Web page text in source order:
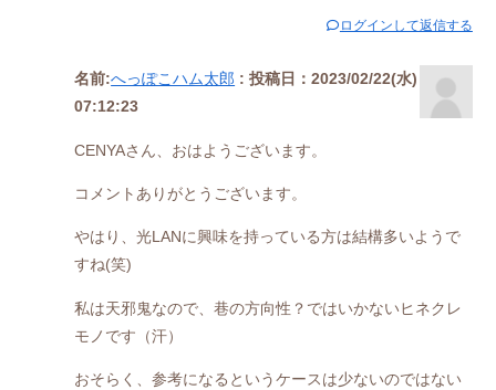
ログインして返信する
名前:へっぽこハム太郎 : 投稿日：2023/02/22(水)
07:12:23
CENYAさん、おはようございます。
コメントありがとうございます。
やはり、光LANに興味を持っている方は結構多いようで
すね(笑)
私は天邪鬼なので、巷の方向性？ではいかないヒネクレ
モノです（汗）
おそらく、参考になるというケースは少ないのではない